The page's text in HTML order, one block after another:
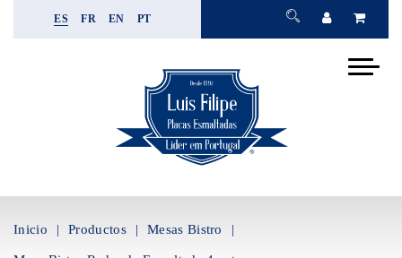
ES FR EN PT
Inicio Productos Mesas Bistro